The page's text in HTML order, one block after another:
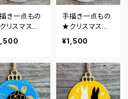
き一点もの
リスマスオ
メント★うさ
グレー
手描き一点もの
★クリスマスオ
ーナメント★ヘ
ラジカ・グレー
¥1,500